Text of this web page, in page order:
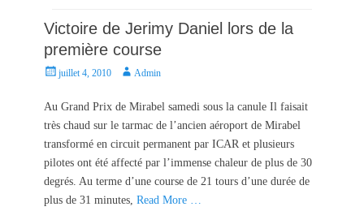
Victoire de Jerimy Daniel lors de la
première course
P
s
t
o
n
juillet 4, 2010
A
t
h
Admin
Au Grand Prix de Mirabel samedi sous la canule Il faisait
très chaud sur le tarmac de l’ancien aéroport de Mirabel
transformé en circuit permanent par ICAR et plusieurs
pilotes ont été affecté par l’immense chaleur de plus de 30
degrés. Au terme d’une course de 21 tours d’une durée de
plus de 31 minutes, Read More …